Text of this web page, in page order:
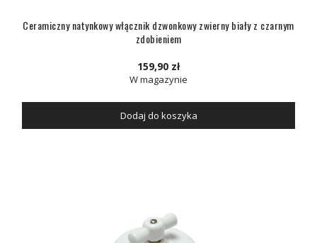
Ceramiczny natynkowy włącznik dzwonkowy zwierny biały z czarnym
zdobieniem
159,90 zł
W magazynie
Dodaj do koszyka